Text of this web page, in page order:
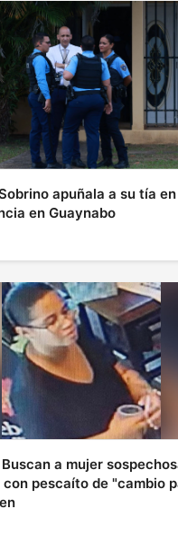
apuñala a su tía en
en Guaynabo
a mujer
pescaíto de "cambio